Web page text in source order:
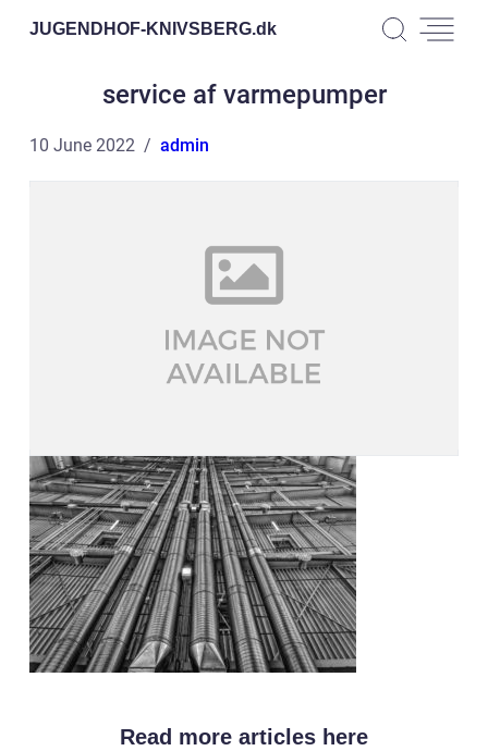
JUGENDHOF-KNIVSBERG.dk
service af varmepumper
10 June 2022 admin
Read more articles here